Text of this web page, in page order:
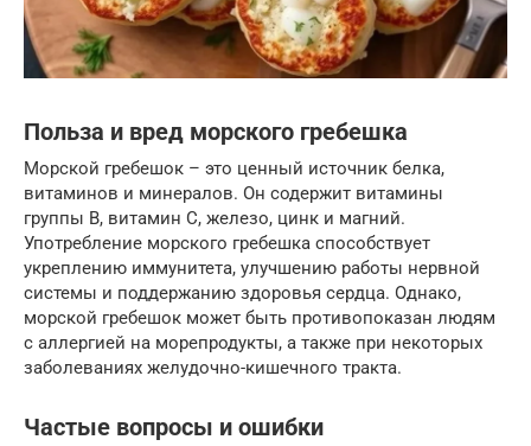
Польза и вред морского гребешка
Морской гребешок – это ценный источник белка,
витаминов и минералов. Он содержит витамины
группы B, витамин C, железо, цинк и магний.
Употребление морского гребешка способствует
укреплению иммунитета, улучшению работы нервной
системы и поддержанию здоровья сердца. Однако,
морской гребешок может быть противопоказан людям
с аллергией на морепродукты, а также при некоторых
заболеваниях желудочно-кишечного тракта.
Частые вопросы и ошибки